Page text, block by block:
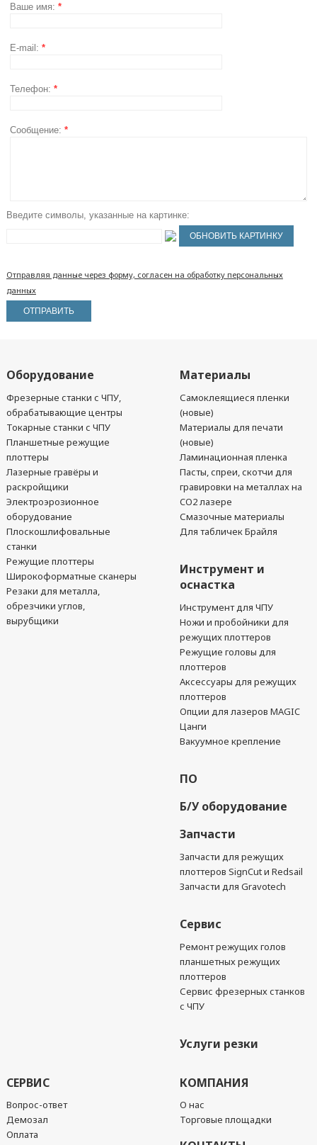
Ваше имя: *
E-mail: *
Телефон: *
Сообщение: *
Введите символы, указанные на картинке:
Отправляя данные через форму, согласен на обработку персональных
данных
Оборудование
Фрезерные станки с ЧПУ,
обрабатывающие центры
Токарные станки с ЧПУ
Планшетные режущие
плоттеры
Лазерные гравёры и
раскройщики
Электроэрозионное
оборудование
Плоскошлифовальные
станки
Режущие плоттеры
Широкоформатные сканеры
Резаки для металла,
обрезчики углов,
вырубщики
Материалы
Самоклеящиеся пленки
(новые)
Материалы для печати
(новые)
Ламинационная пленка
Пасты, спреи, скотчи для
гравировки на металлах на
CO2 лазере
Смазочные материалы
Для табличек Брайля
Инструмент и
оснастка
Инструмент для ЧПУ
Ножи и пробойники для
режущих плоттеров
Режущие головы для
плоттеров
Аксессуары для режущих
плоттеров
Опции для лазеров MAGIC
Цанги
Вакуумное крепление
ПО
Б/У оборудование
Запчасти
Запчасти для режущих
плоттеров SignCut и Redsail
Запчасти для Gravotech
Сервис
Ремонт режущих голов
планшетных режущих
плоттеров
Сервис фрезерных станков
с ЧПУ
Услуги резки
СЕРВИС
Вопрос-ответ
Демозал
Оплата
КОМПАНИЯ
О нас
Торговые площадки